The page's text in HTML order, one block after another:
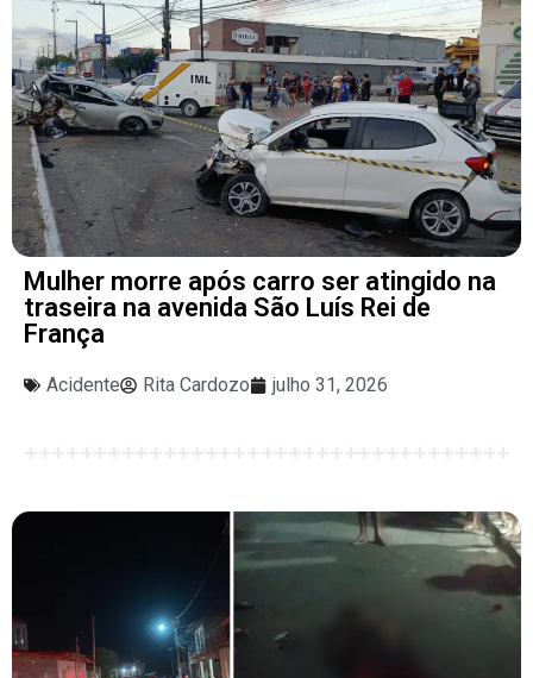
Mulher morre após carro ser atingido na
traseira na avenida São Luís Rei de
França
Acidente Rita Cardozo julho 31, 2026